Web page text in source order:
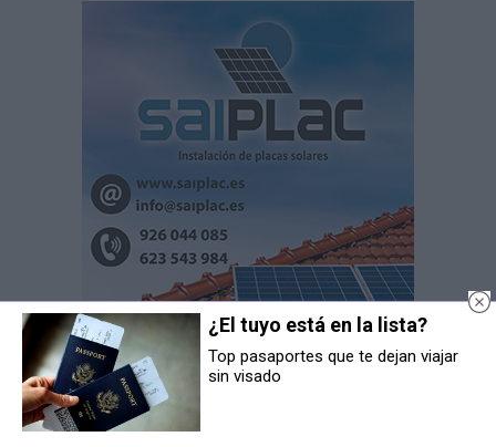
¿El tuyo está en la lista?
Top pasaportes que te dejan viajar
sin visado